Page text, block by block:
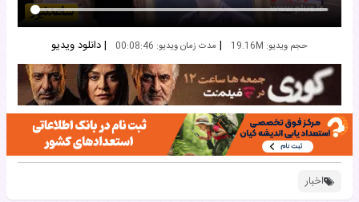
حجم ویدیو: 19.16M | مدت زمان ویدیو: 00:08:46 |دانلود ویدیو
اخبار